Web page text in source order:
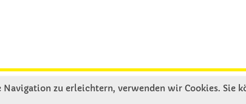
Navigation zu erleichtern, verwenden wir Cookies.